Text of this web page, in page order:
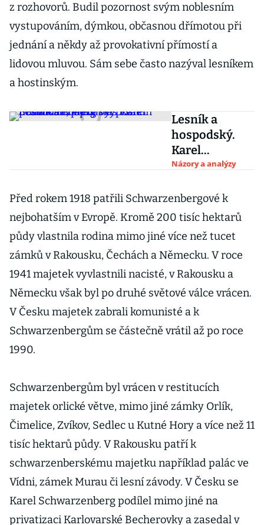
z rozhovorů. Budil pozornost svým noblesním
vystupováním, dýmkou, občasnou dřímotou při
jednání a někdy až provokativní přímostí a
lidovou mluvou. Sám sebe často nazýval lesníkem
a hostinským.
Lesník a
hospodský.
Karel
Schwarzenber
minulosti,
který nás však
vpřed
Názory a analýzy
Před rokem 1918 patřili Schwarzenbergové k
nejbohatším v Evropě. Kromě 200 tisíc hektarů
půdy vlastnila rodina mimo jiné více než tucet
zámků v Rakousku, Čechách a Německu. V roce
1941 majetek vyvlastnili nacisté, v Rakousku a
Německu však byl po druhé světové válce vrácen.
V Česku majetek zabrali komunisté a k
Schwarzenbergům se částečně vrátil až po roce
1990.
Schwarzenbergům byl vrácen v restitucích
majetek orlické větve, mimo jiné zámky Orlík,
Čimelice, Zvíkov, Sedlec u Kutné Hory a více než 11
tisíc hektarů půdy. V Rakousku patří k
schwarzenberskému majetku například palác ve
Vídni, zámek Murau či lesní závody. V Česku se
Karel Schwarzenberg podílel mimo jiné na
privatizaci Karlovarské Becherovky a zasedal v